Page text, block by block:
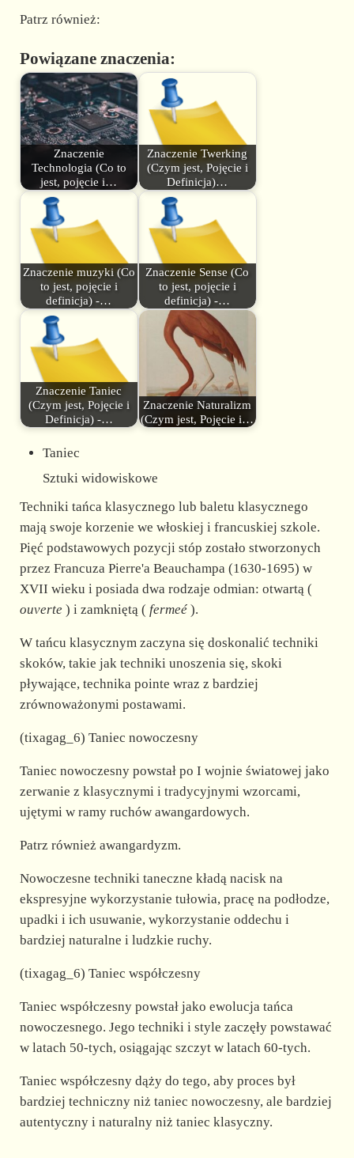
Patrz również:
Powiązane znaczenia:
Znaczenie
Technologia (Co to
jest, pojęcie i…
Znaczenie Twerking
(Czym jest, Pojęcie i
Definicja)…
Znaczenie muzyki (Co
to jest, pojęcie i
definicja) -…
Znaczenie Sense (Co
to jest, pojęcie i
definicja) -…
Znaczenie Taniec
(Czym jest, Pojęcie i
Definicja) -…
Znaczenie Naturalizm
(Czym jest, Pojęcie i…
Taniec
Sztuki widowiskowe
Techniki tańca klasycznego lub baletu klasycznego
mają swoje korzenie we włoskiej i francuskiej szkole.
Pięć podstawowych pozycji stóp zostało stworzonych
przez Francuza Pierre'a Beauchampa (1630-1695) w
XVII wieku i posiada dwa rodzaje odmian: otwartą (
ouverte ) i zamkniętą ( fermeé).
W tańcu klasycznym zaczyna się doskonalić techniki
skoków, takie jak techniki unoszenia się, skoki
pływające, technika pointe wraz z bardziej
zrównoważonymi postawami.
(tixagag_6) Taniec nowoczesny
Taniec nowoczesny powstał po I wojnie światowej jako
zerwanie z klasycznymi i tradycyjnymi wzorcami,
ujętymi w ramy ruchów awangardowych.
Patrz również awangardyzm.
Nowoczesne techniki taneczne kładą nacisk na
ekspresyjne wykorzystanie tułowia, pracę na podłodze,
upadki i ich usuwanie, wykorzystanie oddechu i
bardziej naturalne i ludzkie ruchy.
(tixagag_6) Taniec współczesny
Taniec współczesny powstał jako ewolucja tańca
nowoczesnego. Jego techniki i style zaczęły powstawać
w latach 50-tych, osiągając szczyt w latach 60-tych.
Taniec współczesny dąży do tego, aby proces był
bardziej techniczny niż taniec nowoczesny, ale bardziej
autentyczny i naturalny niż taniec klasyczny.